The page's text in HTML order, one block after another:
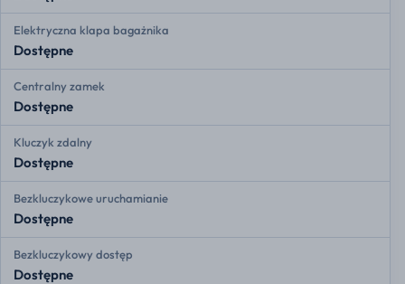
Elektryczna klapa bagażnika
Dostępne
Centralny zamek
Dostępne
Kluczyk zdalny
Dostępne
Bezkluczykowe uruchamianie
Dostępne
Bezkluczykowy dostęp
Dostępne